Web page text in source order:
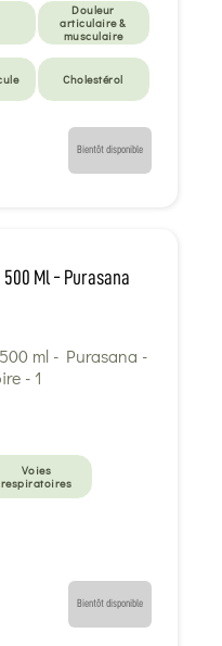
Douleur
articulaire &
musculaire
Cholestérol
Manque d'appétit
Bientôt disponible
Ml - Purasana
Voies
respiratoires
Bientôt disponible